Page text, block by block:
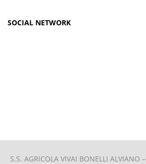
SOCIAL NETWORK
S.S. AGRICOLA VIVAI BONELLI ALVIANO –